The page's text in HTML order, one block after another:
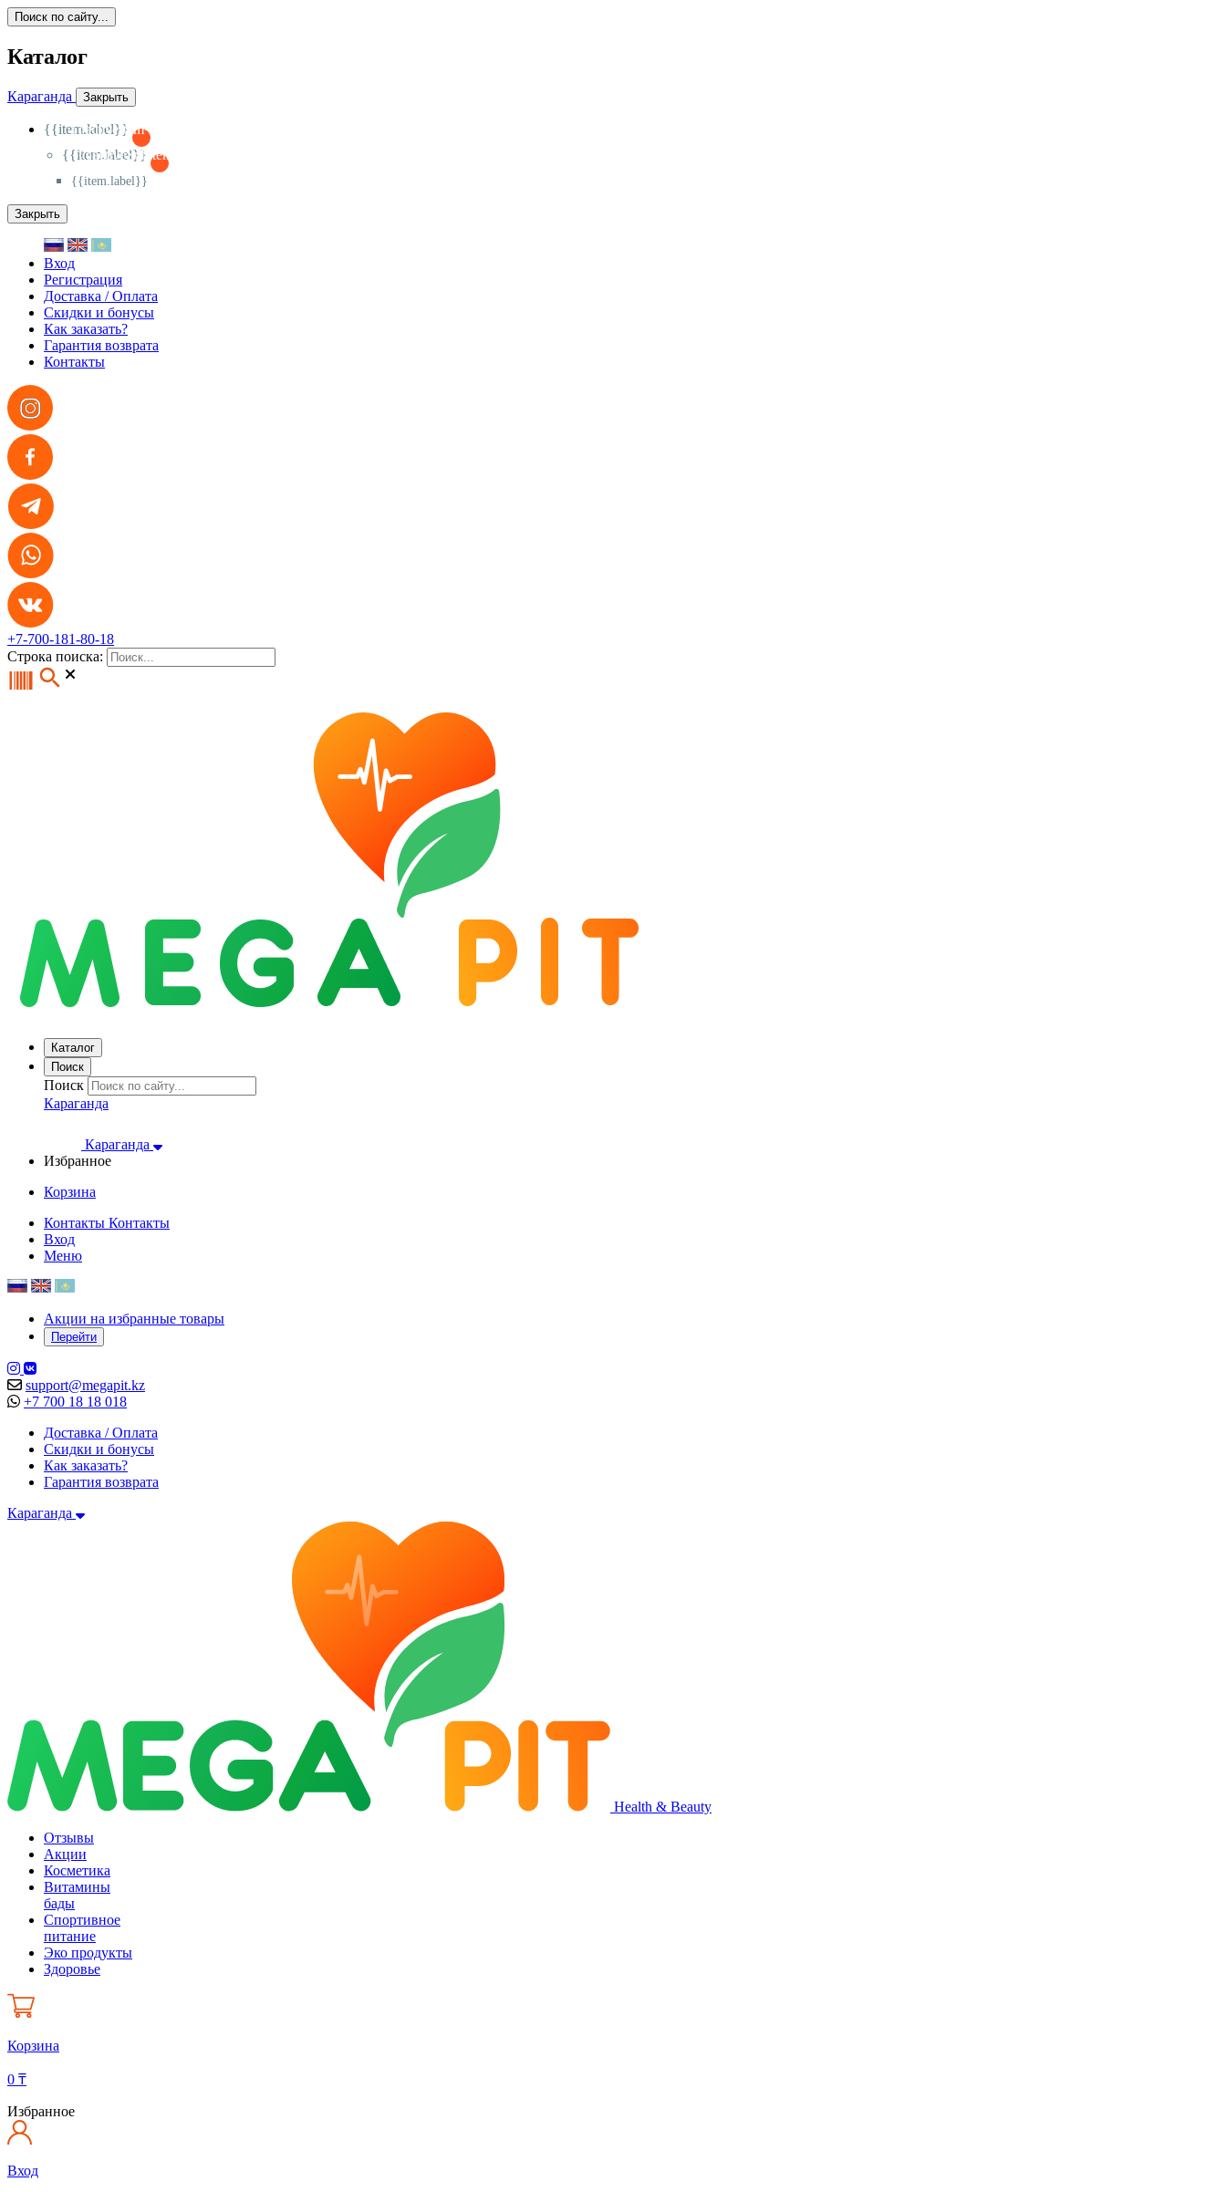
Поиск по сайту...
Каталог
Караганда Закрыть
{{item.label}}
{{activeItem==item.id?'-
{{item.label}}
{{activeSubitem==item.id?'-
{{item.label}}
Закрыть
Вход
Регистрация
Доставка / Оплата
Скидки и бонусы
Как заказать?
Гарантия возврата
Контакты
+7-700-181-80-18
Строка поиска:
Каталог
Поиск
Поиск
Караганда
Караганда
Избранное
Корзина
Контакты Контакты
Вход
Меню
Акции на избранные товары
Перейти
support@megapit.kz
+7 700 18 18 018
Доставка / Оплата
Скидки и бонусы
Как заказать?
Гарантия возврата
Караганда
Health & Beauty
Отзывы
Акции
Косметика
Витамины
бады
Спортивное
питание
Эко продукты
Здоровье
Корзина
0 ₸
Избранное
Вход